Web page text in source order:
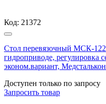
Код: 21372
Стол перевязочный МСК-
гидроприводе, регулировка
эконом.вариант,
Доступен только по запросу
Запросить товар